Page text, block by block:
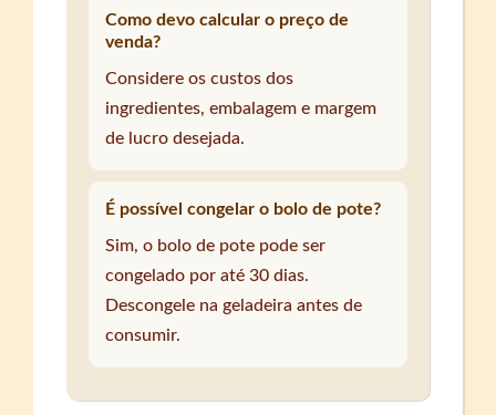
Como devo calcular o preço de
venda?
Considere os custos dos
ingredientes, embalagem e margem
de lucro desejada.
É possível congelar o bolo de pote?
Sim, o bolo de pote pode ser
congelado por até 30 dias.
Descongele na geladeira antes de
consumir.